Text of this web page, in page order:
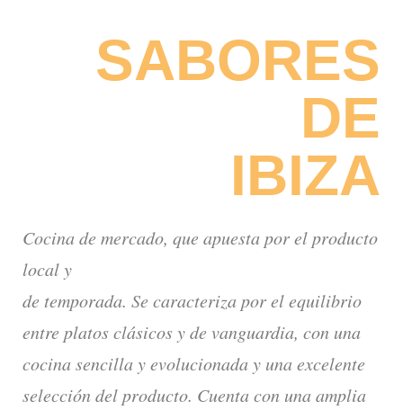
SABORES
DE
IBIZA
Cocina de mercado, que apuesta por el producto
local y
de temporada. Se caracteriza por el equilibrio
entre platos clásicos y de vanguardia, con una
cocina sencilla y evolucionada y una excelente
selección del producto. Cuenta con una amplia